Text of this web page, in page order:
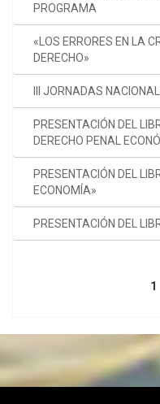
PROGRAMA
«LOS ERRORES EN LA
DERECHO»
III JORNADAS
PRESENTACIÓN DEL
DERECHO PENAL
PRESENTACIÓN DEL
ECONOMÍA»
PRESENTACIÓN DEL
1